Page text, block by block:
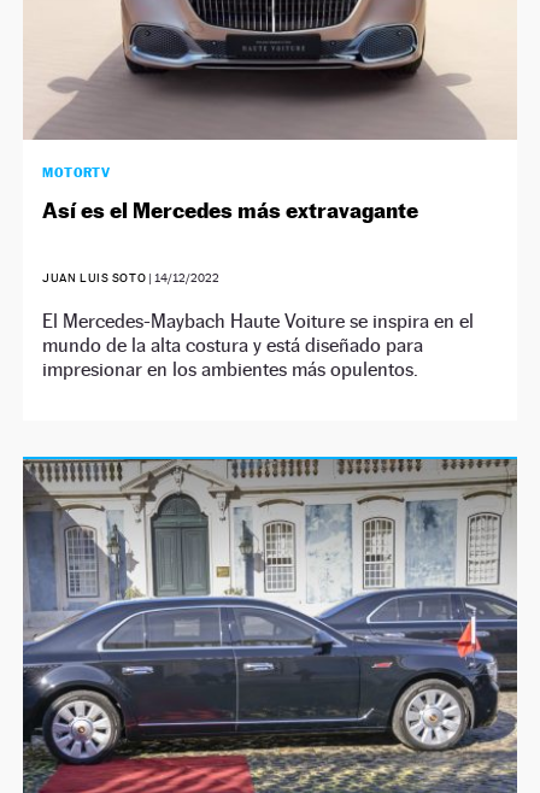
MOTORTV
Así es el Mercedes más extravagante
JUAN LUIS SOTO |14/12/2022
El Mercedes-Maybach Haute Voiture se inspira en el
mundo de la alta costura y está diseñado para
impresionar en los ambientes más opulentos.